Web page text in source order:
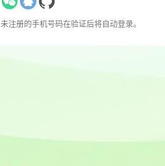
未注册的手机号码在验证后将自动登录。